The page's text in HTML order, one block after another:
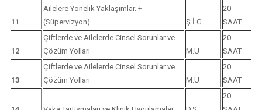
11
Ailelere Yönelik Yaklaşımlar. +
(Süpervizyon)
Ş.İ.G
20
SAAT
12
Çiftlerde ve Ailelerde Cinsel Sorunlar ve
Çözüm Yolları
M.U
20
SAAT
13
Çiftlerde ve Ailelerde Cinsel Sorunlar ve
Çözüm Yolları
M.U
20
SAAT
20